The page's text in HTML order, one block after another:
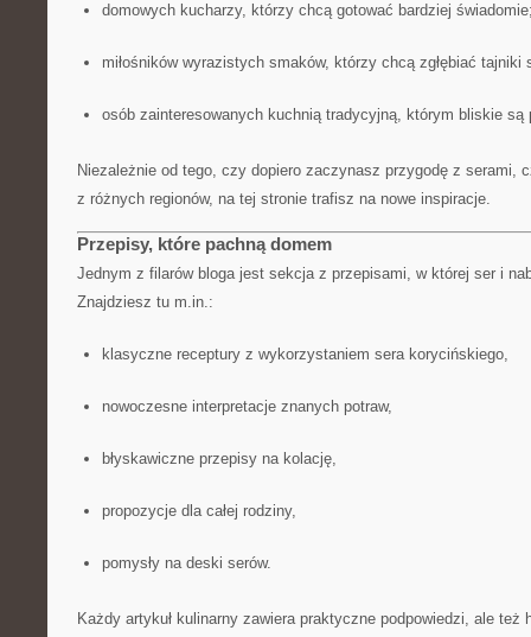
domowych kucharzy, którzy chcą gotować bardziej
miłośników wyrazistych smaków, którzy chcą zgłębiać tajniki
osób zainteresowanych kuchnią tradycyjną, którym bliskie są
Niezależnie od tego, czy dopiero zaczynasz przygodę z serami,
z różnych regionów, na tej stronie trafisz na nowe inspiracje.
Przepisy, które pachną domem
Jednym z filarów bloga jest sekcja z przepisami, w której ser i
Znajdziesz tu m.in.:
klasyczne receptury z wykorzystaniem sera korycińskiego,
nowoczesne interpretacje znanych potraw,
błyskawiczne przepisy na kolację,
propozycje dla całej rodziny,
pomysły na deski serów.
Każdy artykuł kulinarny zawiera praktyczne podpowiedzi, ale też